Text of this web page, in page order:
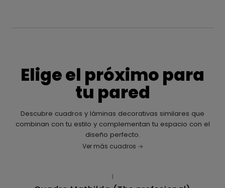
Elige el próximo para
tu pared
Descubre cuadros y láminas decorativas similares que
combinan con tu estilo y complementan tu espacio con el
diseño perfecto.
Ver más cuadros
|